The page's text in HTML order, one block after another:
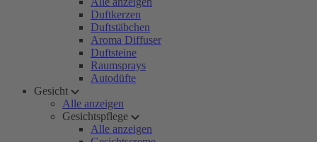
Duftkerzen
Duftstäbchen
Aroma Diffuser
Duftsteine
Raumsprays
Autodüfte
Gesicht
Alle anzeigen
Gesichtspflege
Alle anzeigen